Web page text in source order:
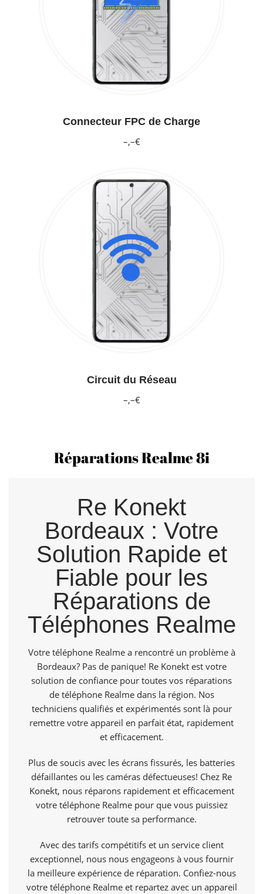
Connecteur FPC de Charge
–,–€
Circuit du Réseau
–,–€
Réparations Realme 8i
Re Konekt
Bordeaux : Votre
Solution Rapide et
Fiable pour les
Réparations de
Téléphones Realme
Votre téléphone Realme a rencontré un problème à
Bordeaux? Pas de panique! Re Konekt est votre
solution de confiance pour toutes vos réparations
de téléphone Realme dans la région. Nos
techniciens qualifiés et expérimentés sont là pour
remettre votre appareil en parfait état, rapidement
et efficacement.
Plus de soucis avec les écrans fissurés, les batteries
défaillantes ou les caméras défectueuses! Chez Re
Konekt, nous réparons rapidement et efficacement
votre téléphone Realme pour que vous puissiez
retrouver toute sa performance.
Avec des tarifs compétitifs et un service client
exceptionnel, nous nous engageons à vous fournir
la meilleure expérience de réparation. Confiez-nous
votre téléphone Realme et repartez avec un appareil